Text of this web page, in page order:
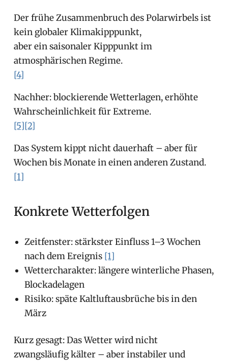
Der frühe Zusammenbruch des Polarwirbels ist
kein globaler Klimakipppunkt,
aber ein saisonaler Kipppunkt im
atmosphärischen Regime.
[4]
Nachher: blockierende Wetterlagen, erhöhte
Wahrscheinlichkeit für Extreme.
[5][2]
Das System kippt nicht dauerhaft – aber für
Wochen bis Monate in einen anderen Zustand.
[1]
Konkrete Wetterfolgen
Zeitfenster: stärkster Einfluss 1–3 Wochen
nach dem Ereignis [1]
Wettercharakter: längere winterliche Phasen,
Blockadelagen
Risiko: späte Kaltluftausbrüche bis in den
März
Kurz gesagt: Das Wetter wird nicht
zwangsläufig kälter – aber instabiler und